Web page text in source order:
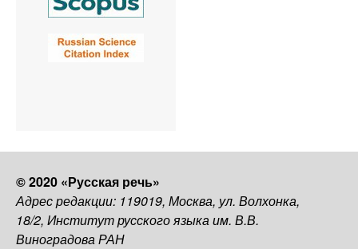
© 2020 «Русская речь»
Адрес редакции: 119019, Москва, ул. Волхонка,
18/2, Институт русского языка им. В.В.
Виноградова РАН